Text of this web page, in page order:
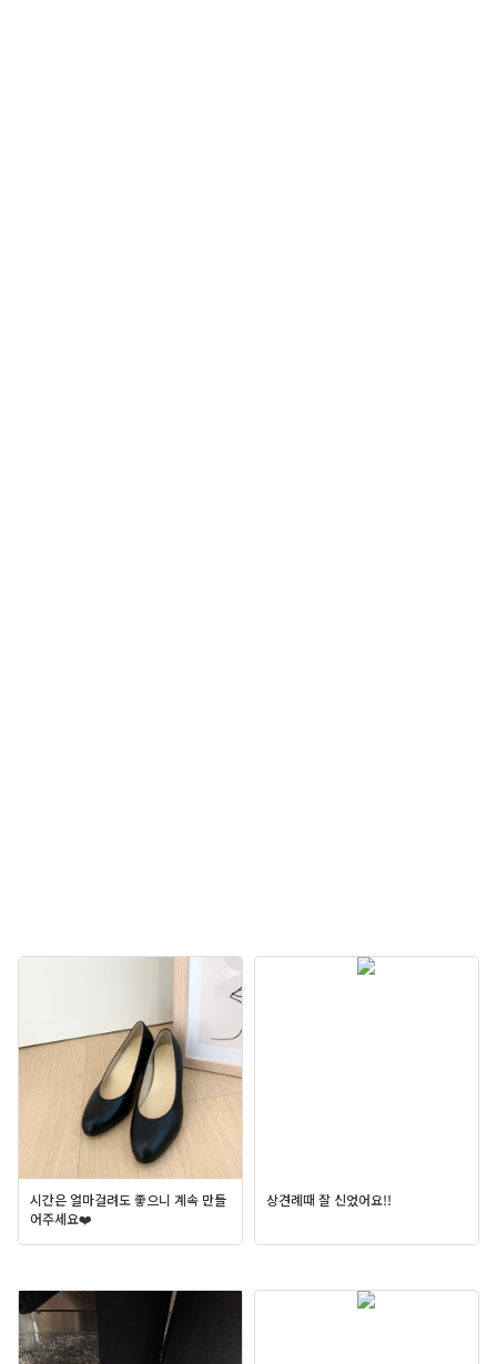
시간은 얼마걸려도 좋으니 계속 만들
어주세요❤️
상견례때 잘 신었어요!!